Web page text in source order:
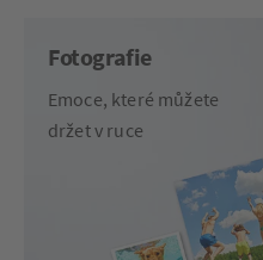
Fotografie
Emoce, které můžete
držet v ruce